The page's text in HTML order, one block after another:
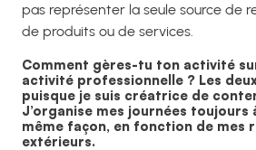
pas représenter la seule source de
de produits ou de services.
Comment gères-tu ton activité
activité professionnelle ? Les
puisque je suis créatrice de
J’organise mes journées toujours
même façon, en fonction de mes
extérieurs.